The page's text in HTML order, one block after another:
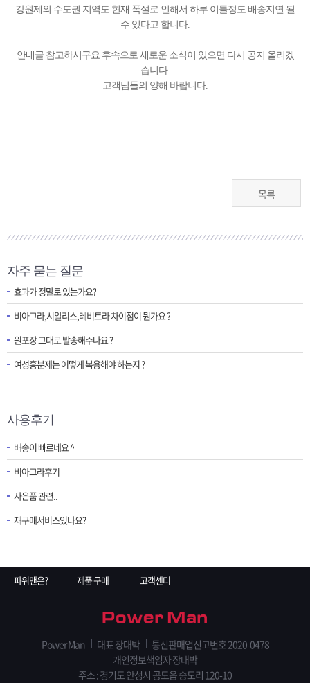
강원제외 수도권 지역도 현재 폭설로 인해서 하루 이틀정도 배송지연 될
수 있다고 합니다.
안내글 참고하시구요 후속으로 새로운 소식이 있으면 다시 공지 올리겠
습니다.
고객님들의 양해 바랍니다.
목록
자주 묻는 질문
효과가 정말로 있는가요?
비아그라,시알리스,레비트라 차이점이 뭔가요 ?
원포장 그대로 발송해주나요 ?
여성흥분제는 어떻게 복용해야 하는지 ?
사용후기
배송이 빠르네요 ^
비아그라후기
사은품 관련..
재구매서비스있나요?
파워맨은? 제품 구매 고객센터
Power Man 대표 장대박
통신판매업신고번호 2020-0478
개인정보책임자 장대박
주소 : 경기도 안성시 공도읍 숭도리 120-10